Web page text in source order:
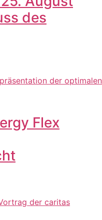
des
Flex